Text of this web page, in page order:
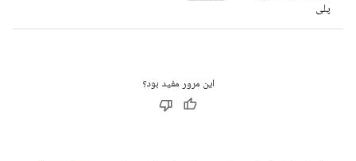
پلی
این مرور مفید بود؟